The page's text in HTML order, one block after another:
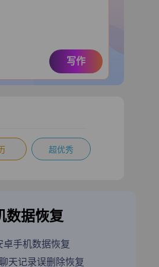
写作
超优秀
数据恢复
卓手机数据恢复
天记录误删除恢复